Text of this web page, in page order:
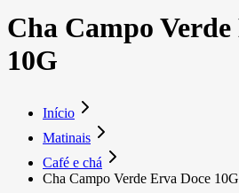
Cha Campo
10G
Início
Matinais
Café e chá
Cha Campo Verde Erva Doce 10G